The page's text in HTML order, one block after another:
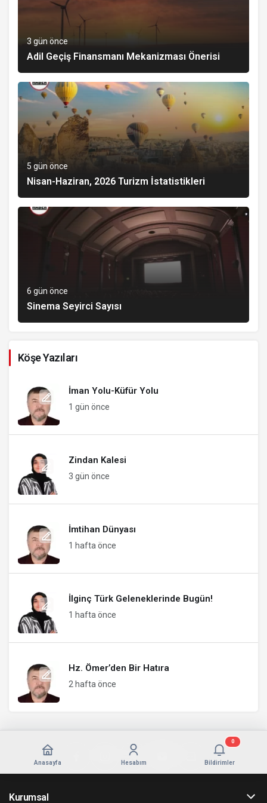
3 gün önce
Adil Geçiş Finansmanı Mekanizması Önerisi
5 gün önce
Nisan-Haziran, 2026 Turizm İstatistikleri
6 gün önce
Sinema Seyirci Sayısı
Köşe Yazıları
İman Yolu-Küfür Yolu
1 gün önce
Zindan Kalesi
3 gün önce
İmtihan Dünyası
1 hafta önce
İlginç Türk Geleneklerinde Bugün!
1 hafta önce
Hz. Ömer’den Bir Hatıra
2 hafta önce
Anasayfa Hesabım Bildirimler
0
Kurumsal